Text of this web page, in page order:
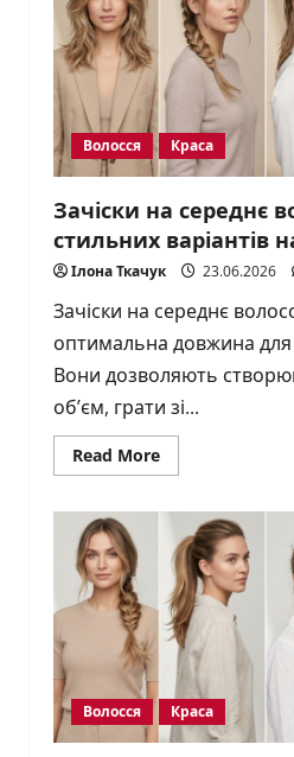
для
обличчя:
як
обрати
свій
Волосся Краса
Зачіски на середнє
стильних варіантів
Ілона Ткачук 23.06.2026
Зачіски на середнє
оптимальна довжина для
Вони дозволяють
об’єм, грати зі...
Read MoreRead
more
середнє
волосся:
15
стильних
варіантів
на
2026
рік
Волосся Краса